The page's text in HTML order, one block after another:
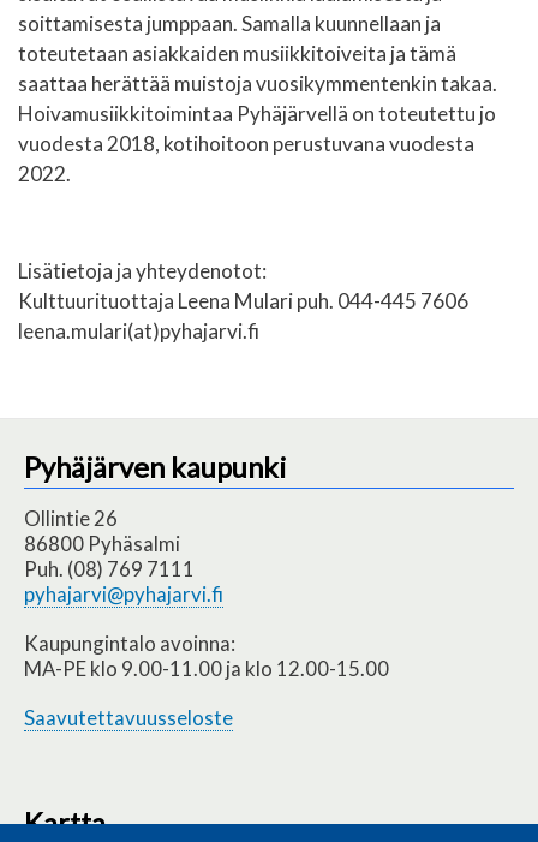
soittamisesta jumppaan. Samalla kuunnellaan ja
toteutetaan asiakkaiden musiikkitoiveita ja tämä
saattaa herättää muistoja vuosikymmentenkin takaa.
Hoivamusiikkitoimintaa Pyhäjärvellä on toteutettu jo
vuodesta 2018, kotihoitoon perustuvana vuodesta
2022.
Lisätietoja ja yhteydenotot:
Kulttuurituottaja Leena Mulari puh. 044-445 7606
leena.mulari(at)pyhajarvi.fi
Pyhäjärven kaupunki
Ollintie 26
86800 Pyhäsalmi
Puh. (08) 769 7111
pyhajarvi@pyhajarvi.fi
Kaupungintalo avoinna:
MA-PE klo 9.00-11.00 ja klo 12.00-15.00
Saavutettavuusseloste
Kartta